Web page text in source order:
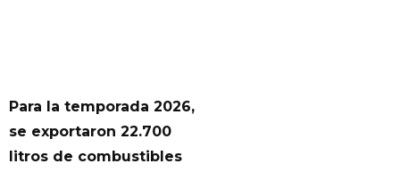
Para la temporada 2026,
se exportaron 22.700
litros de combustibles